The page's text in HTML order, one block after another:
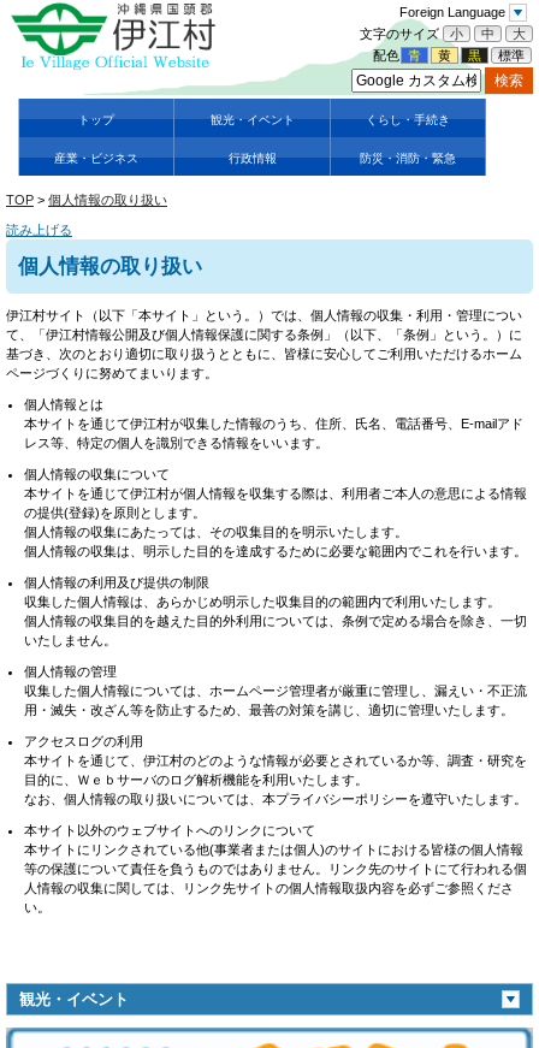
Foreign Language
文字のサイズ
小 中
大
配色 青 黄 黒 標準
トップ 観光・イベント くらし・手続き
産業・ビジネス 行政情報 防災・消防・緊急
TOP > 個人情報の取り扱い
読み上げる
個人情報の取り扱い
伊江村サイト（以下「本サイト」という。）では、個人情報の収集・利用・管理につい
て、「伊江村情報公開及び個人情報保護に関する条例」（以下、「条例」という。）に
基づき、次のとおり適切に取り扱うとともに、皆様に安心してご利用いただけるホーム
ページづくりに努めてまいります。
個人情報とは
本サイトを通じて伊江村が収集した情報のうち、住所、氏名、電話番号、E-mailアド
レス等、特定の個人を識別できる情報をいいます。
個人情報の収集について
本サイトを通じて伊江村が個人情報を収集する際は、利用者ご本人の意思による情報
の提供(登録)を原則とします。
個人情報の収集にあたっては、その収集目的を明示いたします。
個人情報の収集は、明示した目的を達成するために必要な範囲内でこれを行います。
個人情報の利用及び提供の制限
収集した個人情報は、あらかじめ明示した収集目的の範囲内で利用いたします。
個人情報の収集目的を越えた目的外利用については、条例で定める場合を除き、一切
いたしません。
個人情報の管理
収集した個人情報については、ホームページ管理者が厳重に管理し、漏えい・不正流
用・滅失・改ざん等を防止するため、最善の対策を講じ、適切に管理いたします。
アクセスログの利用
本サイトを通じて、伊江村のどのような情報が必要とされているか等、調査・研究を
目的に、Ｗｅｂサーバのログ解析機能を利用いたします。
なお、個人情報の取り扱いについては、本プライバシーポリシーを遵守いたします。
本サイト以外のウェブサイトへのリンクについて
本サイトにリンクされている他(事業者または個人)のサイトにおける皆様の個人情報
等の保護について責任を負うものではありません。リンク先のサイトにて行われる個
人情報の収集に関しては、リンク先サイトの個人情報取扱内容を必ずご参照くださ
い。
観光・イベント